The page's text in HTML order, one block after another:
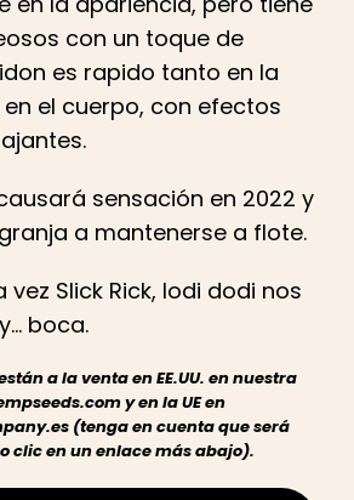
con un toque de
es rapido tanto en la
el cuerpo, con efectos
sensación en 2022 y
a mantenerse a flote.
Slick Rick, lodi dodi nos
boca.
a la venta en EE.UU. en nuestra
y en la UE en
(tenga en cuenta que será
clic en un enlace más abajo).